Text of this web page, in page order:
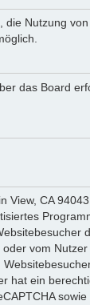
die Nutzung
das Board
View, CA
vom
hat ein
sowie